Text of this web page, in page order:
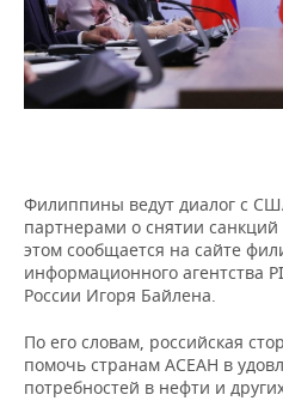
ОПК
ЭНЕРГЕТИКА
ТРАНСПОРТ
УСЛУГИ
IT
МЕДИА
НОВОСТИ МЕРОПРИЯТИЙ
ВЫЕЗДНАЯ РЕДАКЦИЯ
ОТКРЫТАЯ ЛЕКЦИЯ
СПОРТ
НОВОСТИ СПОРТА
БАСКЕТБОЛ
ВОЛЕЙБОЛ
КИБЕРСПОРТ
ФИГУРНОЕ КАТАНИЕ
ОБЩЕСТВО
ИНФРАСТРУКТУРА
ИСТОРИЯ
КУЛЬТУРА
МЕДИЦИНА
СПРАВОЧНИК
СПИСОК ПЕРСОН
СПИСОК КОМПАНИЙ
ПОЛНАЯ ВЕРСИЯ
Филиппины ведут диалог с
партнерами о снятии
этом сообщается на сайте
информационного агентства
России Игоря Байлена.
По его словам, российская
помочь странам АСЕАН в
потребностей в нефти и